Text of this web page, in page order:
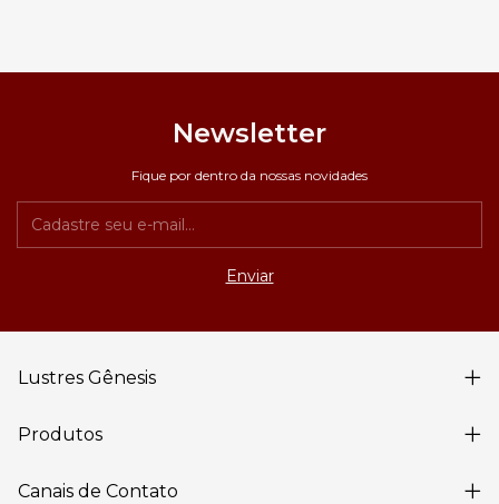
Newsletter
Fique por dentro da nossas novidades
Lustres Gênesis
Produtos
Canais de Contato